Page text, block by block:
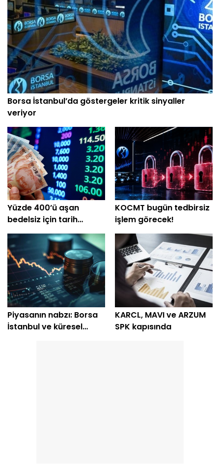
Borsa İstanbul’da göstergeler kritik sinyaller
veriyor
Yüzde 400’ü aşan
bedelsiz için tarih
açıklandı
KOCMT bugün tedbirsiz
işlem görecek!
Piyasanın nabzı: Borsa
İstanbul ve küresel
KARCL, MAVI ve ARZUM
SPK kapısında